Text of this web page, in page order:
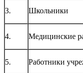
3. Школьники
4. Медицинские
5. Работники